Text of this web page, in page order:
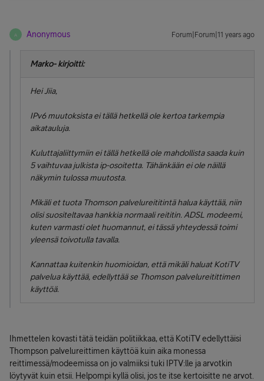
A Anonymous Forum|Forum|11 years ago
Marko- kirjoitti:
Hei Jiia,
IPv6 muutoksista ei tällä hetkellä ole kertoa tarkempia
aikatauluja.
Kuluttajaliittymiin ei tällä hetkellä ole mahdollista saada kuin
5 vaihtuvaa julkista ip-osoitetta. Tähänkään ei ole näillä
näkymin tulossa muutosta.
Mikäli et tuota Thomson palvelureititintä halua käyttää, niin
olisi suositeltavaa hankkia normaali reititin. ADSL modeemi,
kuten varmasti olet huomannut, ei tässä yhteydessä toimi
yleensä toivotulla tavalla.
Kannattaa kuitenkin huomioidan, että mikäli haluat KotiTV
palvelua käyttää, edellyttää se Thomson palvelureitittimen
käyttöä.
Ihmettelen kovasti tätä teidän politiikkaa, että KotiTV edellyttäisi
Thompson palvelureittimen käyttöä kuin aika monessa
reittimessä/modeemissa on jo valmiiksi tuki IPTV:lle ja arvotkin
löytyvät kuin etsii. Helpompi kyllä olisi, jos te itse kertoisitte ne arvot.